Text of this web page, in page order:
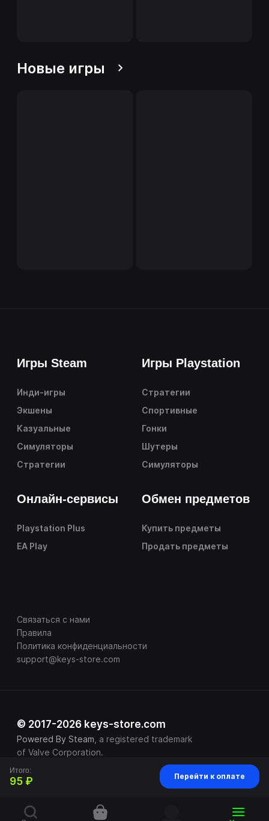
Итого:
95 ₽ Перейти к оплате
Новые игры
Игры Steam
Инди-игры
Экшены
Казуальные
Симуляторы
Стратегии
Игры Playstation
Стратегии
Спортивные
Гонки
Шутеры
Симуляторы
Онлайн-сервисы
Playstation Plus
EA Play
Обмен предметов
Купить предметы
Продать предметы
Связаться с нами
Правила
Политика конфиденциальности
support@keys-store.com
© 2017-2026 keys-store.com
Powered By Steam , a registered trademark
of Valve Corporation.